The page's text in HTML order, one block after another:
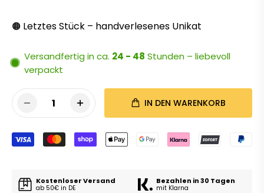
🟠 Letztes Stück – handverlesenes Unikat
Versandfertig in ca. 24 - 48 Stunden – liebevoll
verpackt
1 IN DEN WARENKORB
Kostenloser Versand
ab 50€ in DE
Bezahlen in 30 Tagen
mit Klarna